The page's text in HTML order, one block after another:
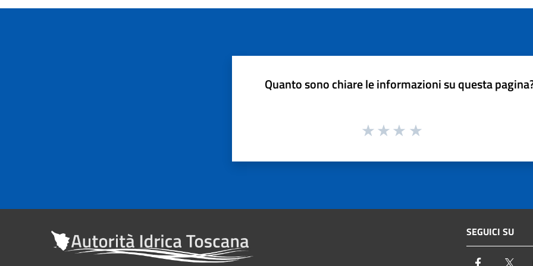
Quanto sono chiare le informazioni su questa
SEGUICI SU